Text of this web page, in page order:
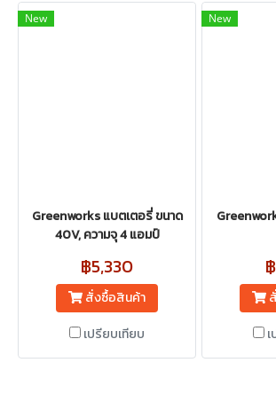
New
Greenworks แบตเตอรี่ ขนาด
40V, ความจุ 4 แอมป์
฿5,330
สั่งซื้อสินค้า
เปรียบเทียบ
New